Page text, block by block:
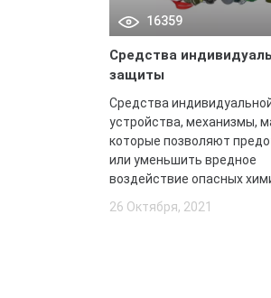
16359
Средства
защиты
Средства
устройства, механизмы,
которые позволяют
или уменьшить вредное
воздействие опасных
26 Октября, 2021